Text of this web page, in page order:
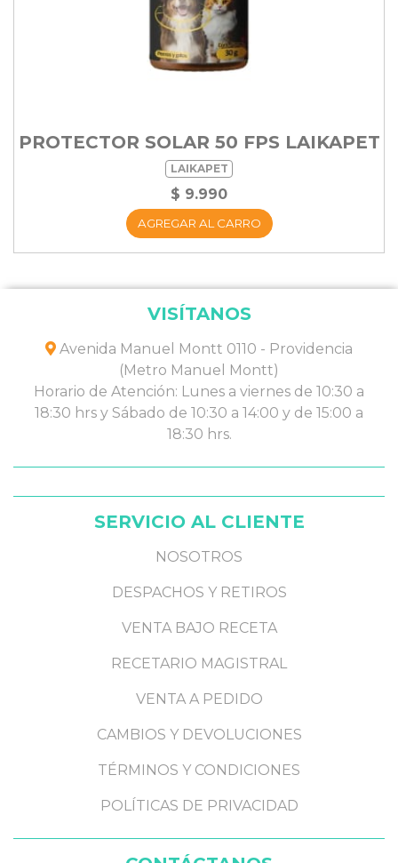
PROTECTOR SOLAR 50 FPS LAIKAPET
LAIKAPET
$ 9.990
AGREGAR AL CARRO
VISÍTANOS
Avenida Manuel Montt 0110 - Providencia
(Metro Manuel Montt)
Horario de Atención: Lunes a viernes de 10:30 a
18:30 hrs y Sábado de 10:30 a 14:00 y de 15:00 a
18:30 hrs.
SERVICIO AL CLIENTE
NOSOTROS
DESPACHOS Y RETIROS
VENTA BAJO RECETA
RECETARIO MAGISTRAL
VENTA A PEDIDO
CAMBIOS Y DEVOLUCIONES
TÉRMINOS Y CONDICIONES
POLÍTICAS DE PRIVACIDAD